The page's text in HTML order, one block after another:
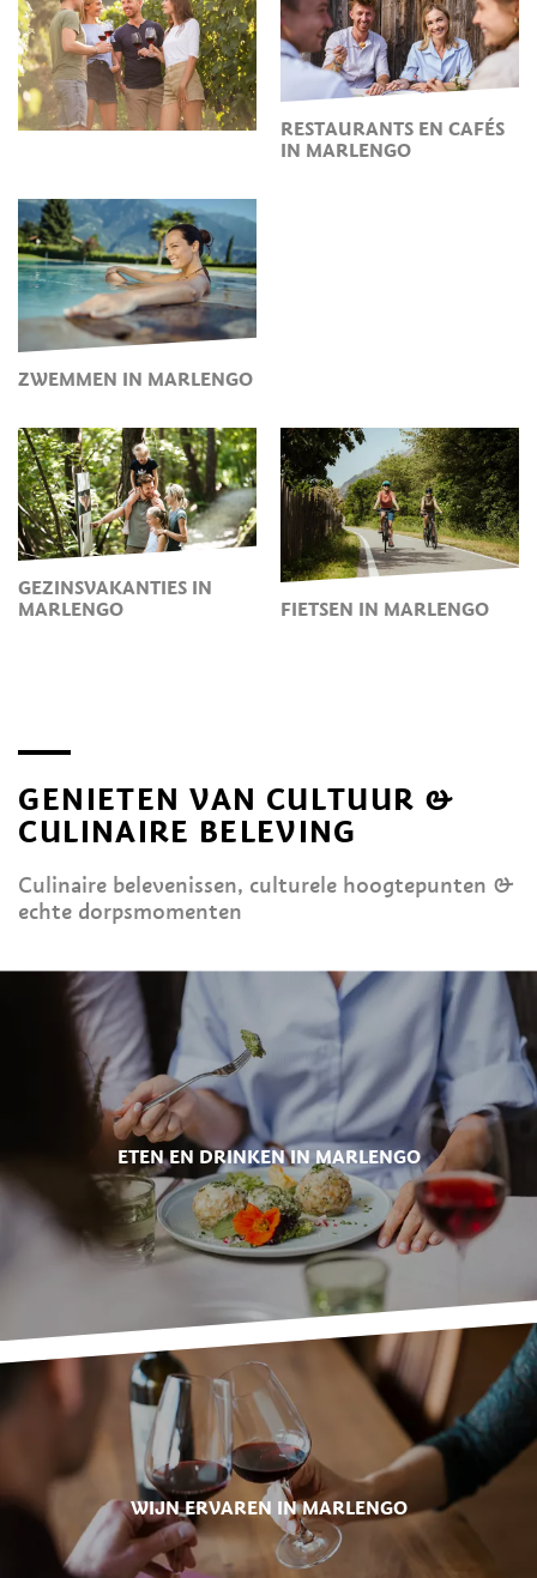
RESTAURANTS EN CAFÉS
IN MARLENGO
ZWEMMEN IN MARLENGO
GEZINSVAKANTIES IN
MARLENGO
FIETSEN IN MARLENGO
GENIETEN VAN CULTUUR &
CULINAIRE BELEVING
Culinaire belevenissen, culturele hoogtepunten &
echte dorpsmomenten
ETEN EN DRINKEN IN MARLENGO
WIJN ERVAREN IN MARLENGO